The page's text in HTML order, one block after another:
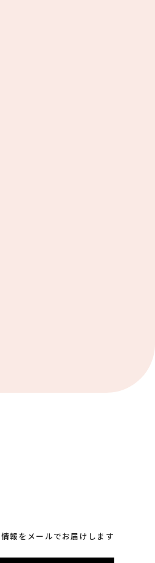
報をメールでお届けします